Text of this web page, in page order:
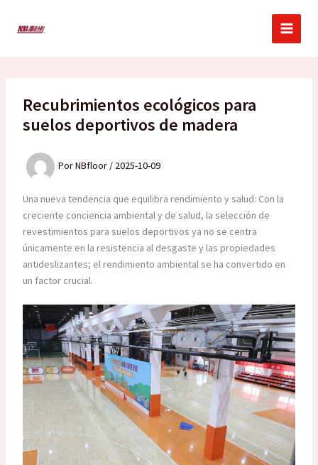
Recubrimientos ecológicos para
suelos deportivos de madera
PorNBfloor / 2025-10-09
Una nueva tendencia que equilibra rendimiento y salud: Con la
creciente conciencia ambiental y de salud, la selección de
revestimientos para suelos deportivos ya no se centra
únicamente en la resistencia al desgaste y las propiedades
antideslizantes; el rendimiento ambiental se ha convertido en
un factor crucial.